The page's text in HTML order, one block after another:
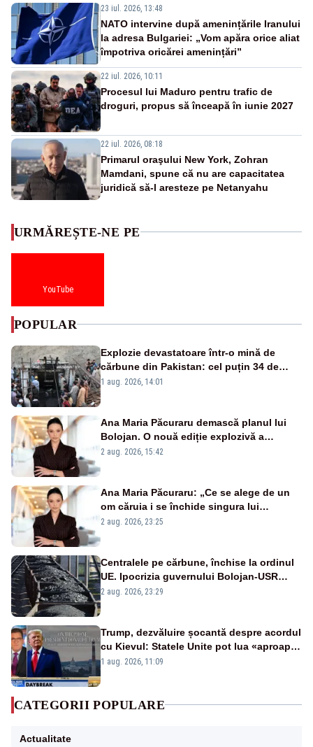
23 iul. 2026, 13:48
NATO intervine după amenințările Iranului
la adresa Bulgariei: „Vom apăra orice aliat
împotriva oricărei amenințări”
22 iul. 2026, 10:11
Procesul lui Maduro pentru trafic de
droguri, propus să înceapă în iunie 2027
22 iul. 2026, 08:18
Primarul oraşului New York, Zohran
Mamdani, spune că nu are capacitatea
juridică să-l aresteze pe Netanyahu
URMĂREȘTE-NE PE
YouTube
POPULAR
Explozie devastatoare într-o mină de
cărbune din Pakistan: cel puțin 34 de
morți - VIDEO
1 aug. 2026, 14:01
Ana Maria Păcuraru demască planul lui
Bolojan. O nouă ediție explozivă a
emisiunii „Miza Zilei” la Realitatea PLUS
2 aug. 2026, 15:42
Ana Maria Păcuraru: „Ce se alege de un
om căruia i se închide singura lui
portiță?”
2 aug. 2026, 23:25
Centralele pe cărbune, închise la ordinul
UE. Ipocrizia guvernului Bolojan-USR
după starea de alertă
2 aug. 2026, 23:29
Trump, dezvăluire șocantă despre acordul
cu Kievul: Statele Unite pot lua «aproape
tot ce vor» din minele Ucrainei”
1 aug. 2026, 11:09
CATEGORII POPULARE
Actualitate